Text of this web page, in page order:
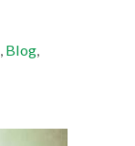
, Blog,